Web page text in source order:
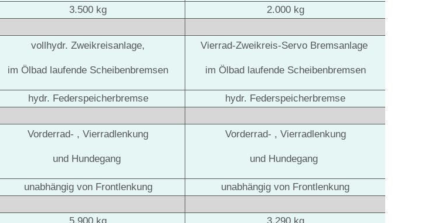
3.500 kg 2.000 kg
vollhydr. Zweikreisanlage,
im Ölbad laufende Scheibenbremsen
Vierrad-Zweikreis-Servo Bremsanlage
im Ölbad laufende Scheibenbremsen
hydr. Federspeicherbremse hydr. Federspeicherbremse
Vorderrad- , Vierradlenkung
und Hundegang
Vorderrad- , Vierradlenkung
und Hundegang
unabhängig von Frontlenkung unabhängig von Frontlenkung